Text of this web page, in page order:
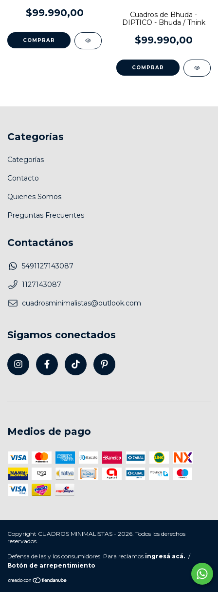
$99.990,00
COMPRAR
Cuadros de Bhuda -
DIPTICO - Bhuda / Think
$99.990,00
COMPRAR
Categorías
Categorías
Contacto
Quienes Somos
Preguntas Frecuentes
Contactános
5491127143087
1127143087
cuadrosminimalistas@outlook.com
Sigamos conectados
Medios de pago
Copyright CUADROS MINIMALISTAS - 2026. Todos los derechos
reservados.
Defensa de las y los consumidores. Para reclamos ingresá acá. /
Botón de arrepentimiento